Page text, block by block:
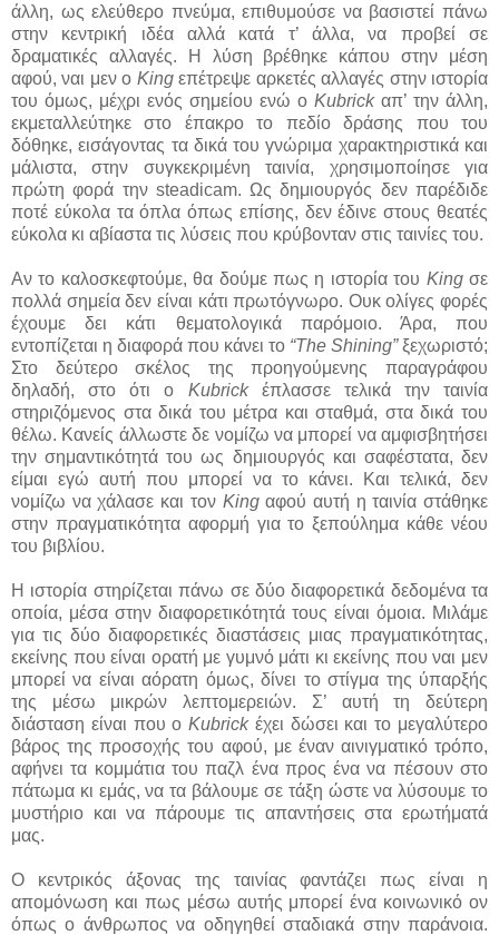
άλλη, ως ελεύθερο πνεύμα, επιθυμούσε να βασιστεί πάνω
στην κεντρική ιδέα αλλά κατά τ’ άλλα, να προβεί σε
δραματικές αλλαγές. Η λύση βρέθηκε κάπου στην μέση
αφού, ναι μεν ο Kingεπέτρεψε αρκετές αλλαγές στην ιστορία
του όμως, μέχρι ενός σημείου ενώ ο Kubrickαπ’ την άλλη,
εκμεταλλεύτηκε στο έπακρο το πεδίο δράσης που του
δόθηκε, εισάγοντας τα δικά του γνώριμα χαρακτηριστικά και
μάλιστα, στην συγκεκριμένη ταινία, χρησιμοποίησε για
πρώτη φορά την steadicam. Ως δημιουργός δεν παρέδιδε
ποτέ εύκολα τα όπλα όπως επίσης, δεν έδινε στους θεατές
εύκολα κι αβίαστα τις λύσεις που κρύβονταν στις ταινίες του.
Αν το καλοσκεφτούμε, θα δούμε πως η ιστορία του Kingσε
πολλά σημεία δεν είναι κάτι πρωτόγνωρο. Ουκ ολίγες φορές
έχουμε δει κάτι θεματολογικά παρόμοιο. Άρα, που
εντοπίζεται η διαφορά που κάνει το “The Shining”ξεχωριστό;
Στο δεύτερο σκέλος της προηγούμενης παραγράφου
δηλαδή, στο ότι ο Kubrickέπλασσε τελικά την ταινία
στηριζόμενος στα δικά του μέτρα και σταθμά, στα δικά του
θέλω. Κανείς άλλωστε δε νομίζω να μπορεί να αμφισβητήσει
την σημαντικότητά του ως δημιουργός και σαφέστατα, δεν
είμαι εγώ αυτή που μπορεί να το κάνει. Και τελικά, δεν
νομίζω να χάλασε και τονKingαφού αυτή η ταινία στάθηκε
στην πραγματικότητα αφορμή για το ξεπούλημα κάθε νέου
του βιβλίου.
Η ιστορία στηρίζεται πάνω σε δύο διαφορετικά δεδομένα τα
οποία, μέσα στην διαφορετικότητά τους είναι όμοια. Μιλάμε
για τις δύο διαφορετικές διαστάσεις μιας πραγματικότητας,
εκείνης που είναι ορατή με γυμνό μάτι κι εκείνης που ναι μεν
μπορεί να είναι αόρατη όμως, δίνει το στίγμα της ύπαρξής
της μέσω μικρών λεπτομερειών. Σ’ αυτή τη δεύτερη
διάσταση είναι που οKubrick έχει δώσει και το μεγαλύτερο
βάρος της προσοχής του αφού, με έναν αινιγματικό τρόπο,
αφήνει τα κομμάτια του παζλ ένα προς ένα να πέσουν στο
πάτωμα κι εμάς, να τα βάλουμε σε τάξη ώστε να λύσουμε το
μυστήριο και να πάρουμε τις απαντήσεις στα ερωτήματά
μας.
Ο κεντρικός άξονας της ταινίας φαντάζει πως είναι η
απομόνωση και πως μέσω αυτής μπορεί ένα κοινωνικό ον
όπως ο άνθρωπος να οδηγηθεί σταδιακά στην παράνοια.